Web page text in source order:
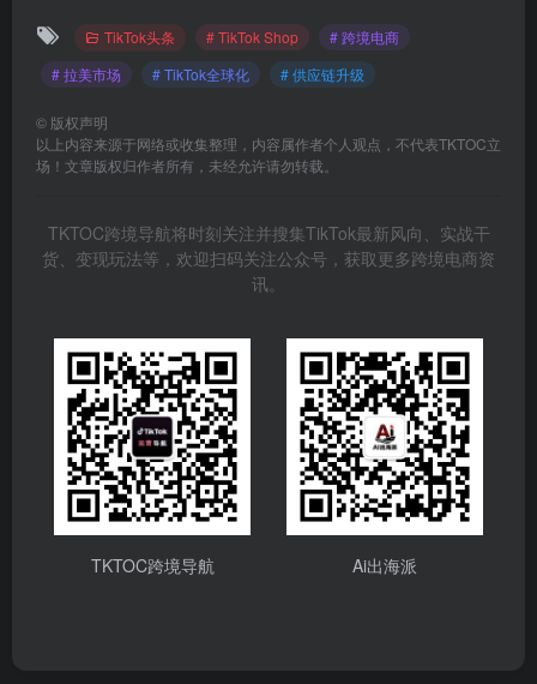
TikTok头条 # TikTok Shop
# 跨境电商
# 拉美市场
# TikTok全球化 # 供应链升级
© 版权声明
以上内容来源于网络或收集整理，内容属作者个人观点，不代表TKTOC立
场！文章版权归作者所有，未经允许请勿转载。
TKTOC跨境导航将时刻关注并搜集TikTok最新风向、实战干
货、变现玩法等，欢迎扫码关注公众号，获取更多跨境电商资
讯。
TKTOC跨境导航 Ai出海派